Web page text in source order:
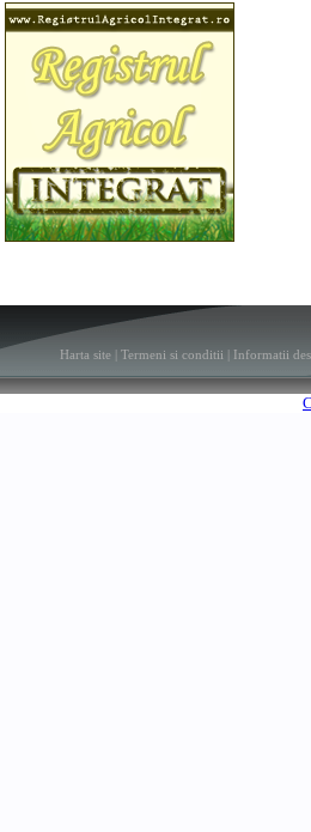
Harta site | Termeni si conditii | Informatii